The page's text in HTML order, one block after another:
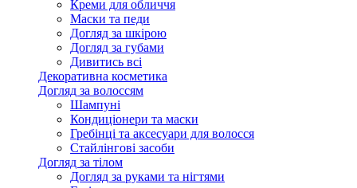
Креми для обличчя
Маски та педи
Догляд за шкірою
Догляд за губами
Дивитись всі
Декоративна косметика
Догляд за волоссям
Шампуні
Кондиціонери та маски
Гребінці та аксесуари для волосся
Стайлінгові засоби
Догляд за тілом
Догляд за руками та нігтями